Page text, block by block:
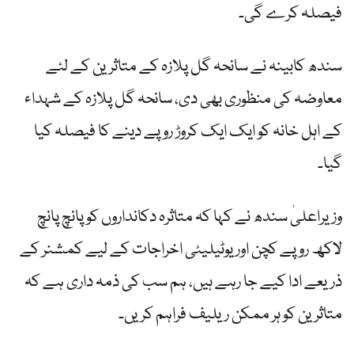
فیصلہ کرے گی۔
سندھ کابینہ نے سانحہ گل پلازہ کے متاثرین کے لئے
معاوضہ کی منظوری بھی دی، سانحہ گل پلازہ کے شہداء
کے اہل خانہ کو ایک ایک کروڑ روپے دینے کا فیصلہ کیا
گیا۔
وزیراعلیٰ سندھ نے کہا کہ متاثرہ دکانداروں کو پانچ پانچ
لاکھ روپے کچن اور یوٹیلیٹی اخراجات کے لیے کمشنر کے
ذریعے ادا کیے جا رہے ہیں، ہم سب کی ذمہ داری ہے کہ
متاثرین کو ہر ممکن ریلیف فراہم کریں۔